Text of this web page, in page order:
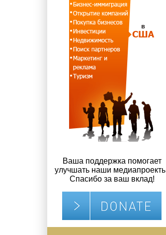
Ваша поддержка помогает
улучшать наши
Спасибо за ваш вклад!